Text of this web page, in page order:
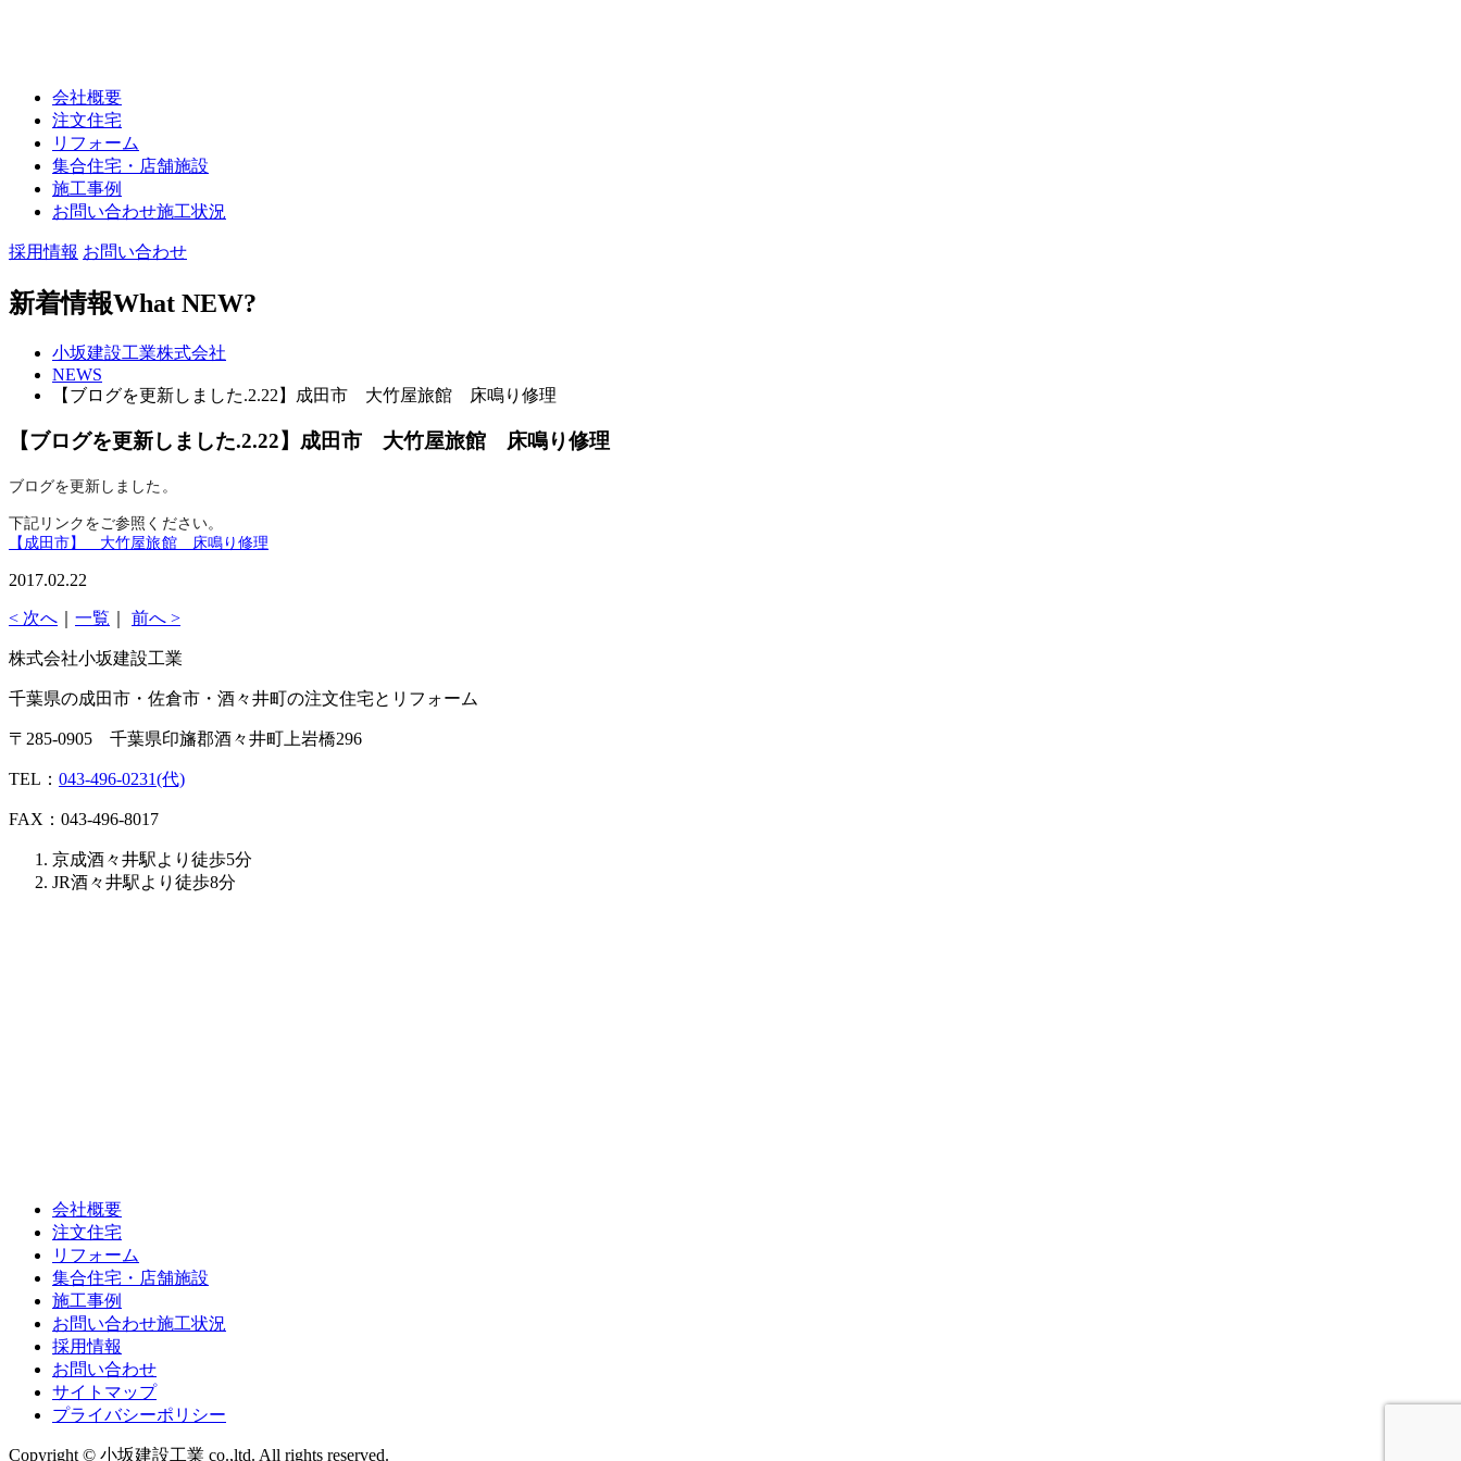
会社概要
注文住宅
リフォーム
集合住宅・店舗施設
施工事例
お問い合わせ施工状況
採用情報 お問い合わせ
新着情報What NEW?
小坂建設工業株式会社
NEWS
【ブログを更新しました.2.22】成田市 大竹屋旅館 床鳴り修理
【ブログを更新しました.2.22】成田市 大竹屋旅館 床鳴り修理
ブログを更新しました。
下記リンクをご参照ください。
【成田市】 大竹屋旅館 床鳴り修理
2017.02.22
< 次へ 一覧 前へ >
株式会社小坂建設工業
千葉県の成田市・佐倉市・酒々井町の注文住宅とリフォーム
〒285-0905 千葉県印旛郡酒々井町上岩橋296
TEL： 043-496-0231(代)
FAX：043-496-8017
京成酒々井駅より徒歩5分
JR酒々井駅より徒歩8分
会社概要
注文住宅
リフォーム
集合住宅・店舗施設
施工事例
お問い合わせ施工状況
採用情報
お問い合わせ
サイトマップ
プライバシーポリシー
Copyright © 小坂建設工業 co.,ltd. All rights reserved.